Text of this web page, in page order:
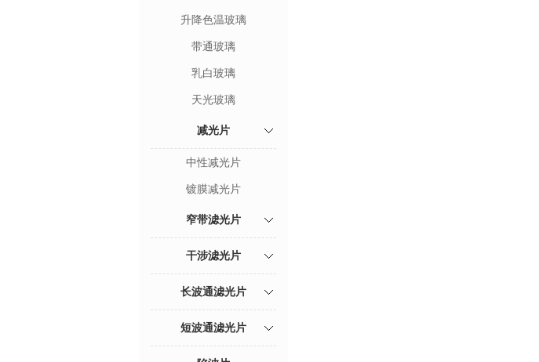
升降色温玻璃
带通玻璃
乳白玻璃
天光玻璃
减光片
中性减光片
镀膜减光片
窄带滤光片
干涉滤光片
长波通滤光片
短波通滤光片